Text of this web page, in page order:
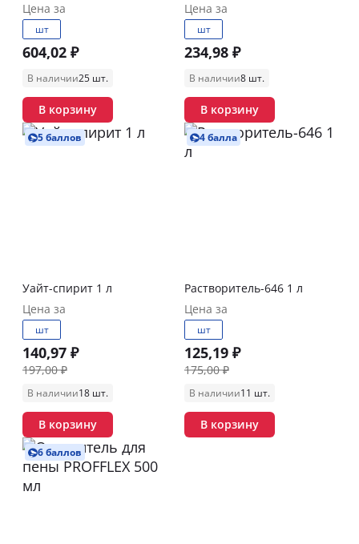
Цена за
шт
604,02 ₽
В наличии25 шт.
В корзину
Цена за
шт
234,98 ₽
В наличии8 шт.
В корзину
5 баллов
Уайт-спирит 1 л
Цена за
шт
140,97 ₽
197,00 ₽
В наличии18 шт.
В корзину
4 балла
Растворитель-646 1 л
Цена за
шт
125,19 ₽
175,00 ₽
В наличии11 шт.
В корзину
6 баллов